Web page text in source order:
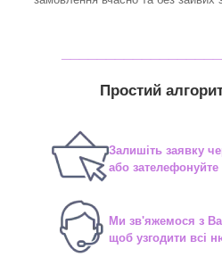
Простий
Залишіть заявку
або
Ми зв'яжемося з
щоб узгодити всі